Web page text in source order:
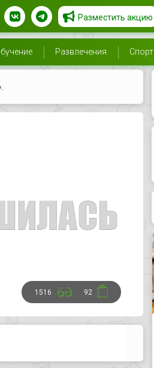
Разместить акцию
Развлечения Спорт
1516 92